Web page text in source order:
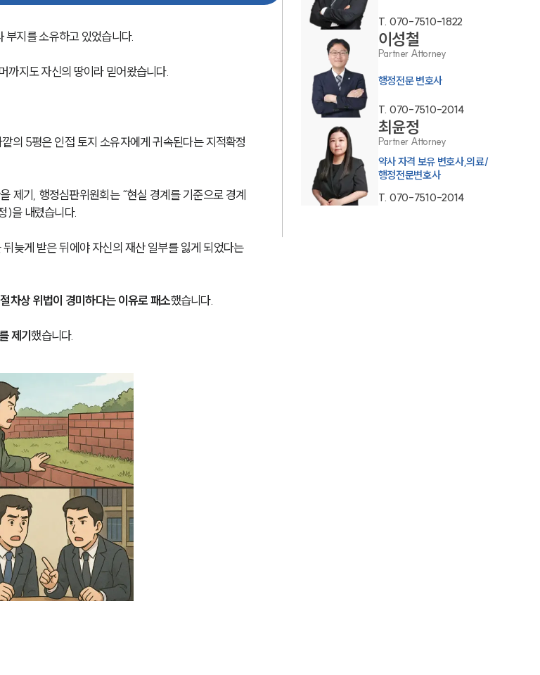
그룹소개
그룹소개
대륜의 강점
오시는 길
글로벌 파트너 로펌
고객의 소리
통합검색
지를 소유하고 있었습니다.
까지도 자신의 땅이라 믿어왔습니다.
의 5평은 인접 토지 소유자에게 귀속된다는 지적확정
제기, 행정심판위원회는 “현실 경계를 기준으로 경계
)을 내렸습니다.
늦게 받은 뒤에야 자신의 재산 일부를 잃게 되었다는
차상 위법이 경미하다는 이유로 패소했습니다.
제기했습니다.
T. 070-7510-1822
이성철
Partner Attorney
행정전문 변호사
T. 070-7510-2014
최윤정
Partner Attorney
약사 자격 보유 변호사,의료/
행정전문변호사
T. 070-7510-2014